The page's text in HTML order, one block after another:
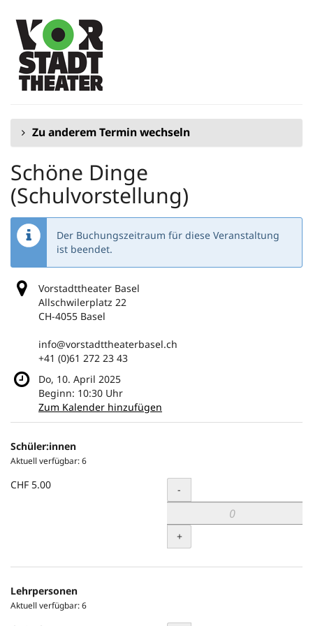
Haupt-
Inhalt
springen
Zu anderem Termin wechseln
Schöne Dinge
(Schulvorstellung)
Der Buchungszeitraum für diese Veranstaltung
ist beendet.
Vorstadttheater Basel
Allschwilerplatz 22
CH-4055 Basel
info@vorstadttheaterbasel.ch
+41 (0)61 272 23 43
Do, 10. April 2025
Beginn: 10:30 Uhr
Zum Kalender hinzufügen
Produkte
Unkategorisierte
Produkte
Schüler:innen
Aktuell verfügbar: 6
CHF 5.00 Menge
-
+
Lehrpersonen
Aktuell verfügbar: 6